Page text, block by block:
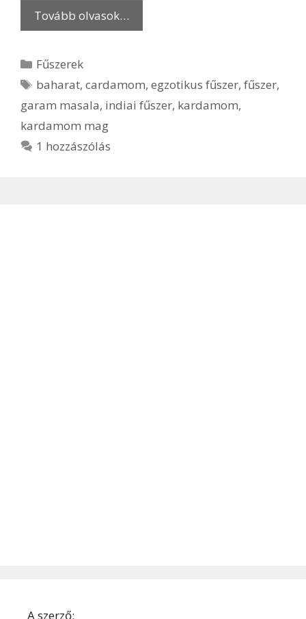
Tovább olvasok…
Kategória
Fűszerek
Címkék
baharat,cardamom,egzotikus fűszer,fűszer,
garam masala, indiai fűszer, kardamom,
kardamom mag
1 hozzászólás
A szerző: